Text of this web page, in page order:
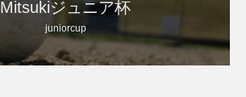
Mitsukiジュニア杯
juniorcup